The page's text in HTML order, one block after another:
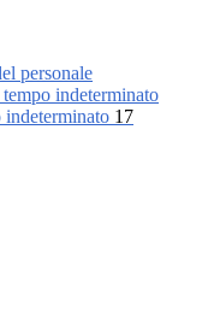
personale
indeterminato
indeterminato 17